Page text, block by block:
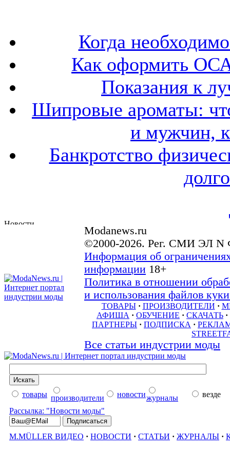
Когда
Как оформить
Показания к
Шипровые ароматы:
и мужчин,
Банкротство
Modanews.ru
©2000-2026. Рег. СМИ ЭЛ N
Информация об
информации 18+
Политика в отношении
и использования файлов
ТОВАРЫ · ПРОИЗВОДИТЕЛИ ·
АФИША · ОБУЧЕНИЕ · СКАЧАТЬ ·
ПАРТНЕРЫ · ПОДПИСКА ·
Все статьи индустрии моды
товары производители новостижурналы
везде
Рассылка: "Новости моды"
M.MÜLLER ВИДЕО · НОВОСТИ · СТАТЬИ · ЖУРНАЛЫ ·